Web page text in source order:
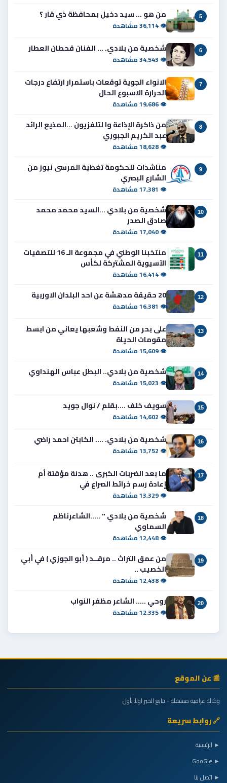
5 من هو ... سيد دخيل بمحافظة ذي قار ؟
👁 36,114 مشاهدة
6 شخصية من بلادي. ... الفنان قحطان العطار
👁 34,543 مشاهدة
7
الانواء الجوية توقعات باستمرار ارتفاع درجات
الحرارة الاسبوع الحال
👁 19,686 مشاهدة
8
من ذاكرة الإذاعة وا لتلفزيون ...المذيع الرائد
عبد الكريم الجبوري
👁 18,628 مشاهدة
9
مناشدات للحكومة تغطية المرسى نيوز من
الشارع البصري
👁 17,381 مشاهدة
10
شخصية من بلادي ...السيد محمد محمد
صادق الصدر
👁 17,040 مشاهدة
11
منتخبنا الوطني في مجموعة الـ 16 للتصفيات
الآسيوية المشتركة لكأس
👁 16,414 مشاهدة
12 20 حقيقة مدهشة عن احد البلدان الاوربية
👁 16,381 مشاهدة
13
على بحر من النفط وشعبها يعاني من ابسط
مقومات الحياة
👁 15,609 مشاهدة
14 شخصية من بلادي.. البطل عباس الهنداوي
👁 15,023 مشاهدة
15 سويف خلف ....بقلم / نوال جويد
👁 14,602 مشاهدة
16 شخصية من بلادي. .... الكابتن احمد راضي
👁 13,752 مشاهدة
17
ما بعد الضربات الكبرى .. هدنة مؤقتة أم
إعادة رسم خرائط الصراع في
👁 13,329 مشاهدة
18
شخصية من بلادي " .....الشاعرناظم
السماوي
👁 12,448 مشاهدة
19
من عمق التراث .. مرقــد ( أبو الجوزي ) في أبي
الخصيب ..
👁 12,438 مشاهدة
20 روحي ..... الشاعر مظفر النواب
👁 12,335 مشاهدة
📰 عن الموقع
وكالة عراقية مستقلة - تتابع الخبر اولاً بأول
🔗 روابط سريعة
► الرئيسية
► GooGle
► اتصل بنا